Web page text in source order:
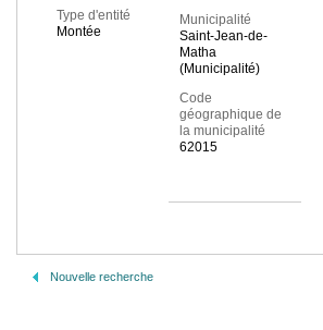
Type d'entité
Montée
Municipalité
Saint-Jean-de-
Matha
(Municipalité)
Code
géographique de
la municipalité
62015
Nouvelle recherche